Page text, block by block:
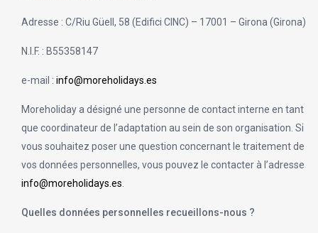
Adresse : C/Riu Güell, 58 (Edifici CINC) – 17001 – Girona (Girona)
N.I.F. : B55358147
e-mail :info@moreholidays.es
Moreholiday a désigné une personne de contact interne en tant
que coordinateur de l’adaptation au sein de son organisation. Si
vous souhaitez poser une question concernant le traitement de
vos données personnelles, vous pouvez le contacter à l’adresse
info@moreholidays.es
Quelles données personnelles recueillons-nous ?